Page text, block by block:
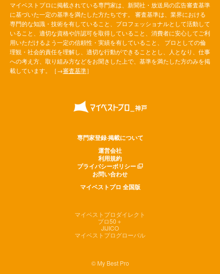
マイベストプロに掲載されている専門家は、新聞社・放送局の広告審査基準
に基づいた一定の基準を満たした方たちです。 審査基準は、業界における
専門的な知識・技術を有していること、プロフェッショナルとして活動して
いること、適切な資格や許認可を取得していること、消費者に安心してご利
用いただけるよう一定の信頼性・実績を有していること、 プロとしての倫
理観・社会的責任を理解し、適切な行動ができることとし、人となり、仕事
への考え方、取り組み方などをお聞きした上で、基準を満たした方のみを掲
載しています。［→審査基準］
専門家登録·掲載について
運営会社
利用規約
プライバシーポリシー
お問い合わせ
マイベストプロ 全国版
マイベストプロダイレクト
プロ50＋
JIJICO
マイベストプログローバル
© My Best Pro